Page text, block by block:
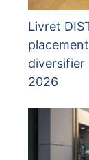
Livret
diversifier
2026